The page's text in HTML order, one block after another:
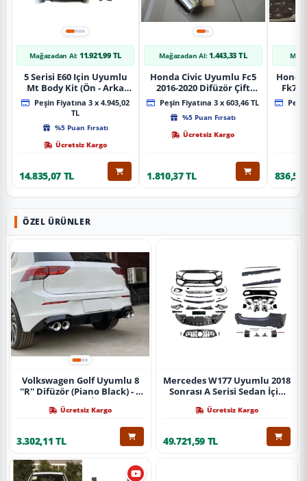
Mağazadan Al: 11.921,99 TL
5 Serisi E60 Için Uyumlu
Mt Body Kit (Ön - Arka
Tampon -Marspiyel )
Peşin Fiyatına 3 x 4.945,02
TL
%5 Puan Fırsatı
Ücretsiz Kargo
14.835,07 TL
Mağazadan Al: 1.443,33 TL
Honda Civic Uyumlu Fc5
2016-2020 Difüzör Çift
Çıkış İçin Egzoz Seti
Peşin Fiyatına 3 x 603,46 TL
%5 Puan Fırsatı
Ücretsiz Kargo
1.810,37 TL
Fk7
836,51
ÖZEL ÜRÜNLER
Volkswagen Golf Uyumlu 8
''R'' Difüzör (Piano Black) - 4
Paket İçin)
Ücretsiz Kargo
3.302,11 TL
Mercedes W177 Uyumlu 2018
Sonrası A Serisi Sedan İçin
Tamponlu Set)
Ücretsiz Kargo
49.721,59 TL